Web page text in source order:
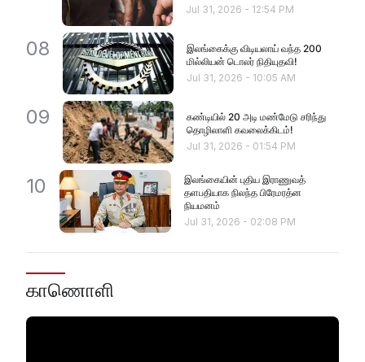
Jul 31, 2026 - 12:54 PM
08
இலங்கைக்கு விடியலாய் வந்த 200
மில்லியன் டொலர் நிதியுதவி!
Jul 31, 2026 - 10:05 AM
09
கண்டியில் 20 அடி மண்மேடு சரிந்து
தொழிலாளி கவலைக்கிடம்!
Jul 31, 2026 - 01:54 PM
10
இலங்கையின் புதிய இராணுவத்
தளபதியாக நிலந்த பிரேமரத்ன
நியமனம்
Jul 31, 2026 - 02:08 PM
காணொளி